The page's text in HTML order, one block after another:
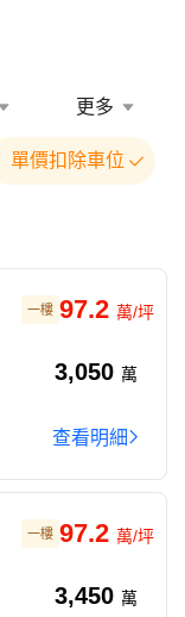
更多
單價扣除車位
97.2 萬/坪
一樓
3,050 萬
查看明細
97.2 萬/坪
一樓
3,450 萬